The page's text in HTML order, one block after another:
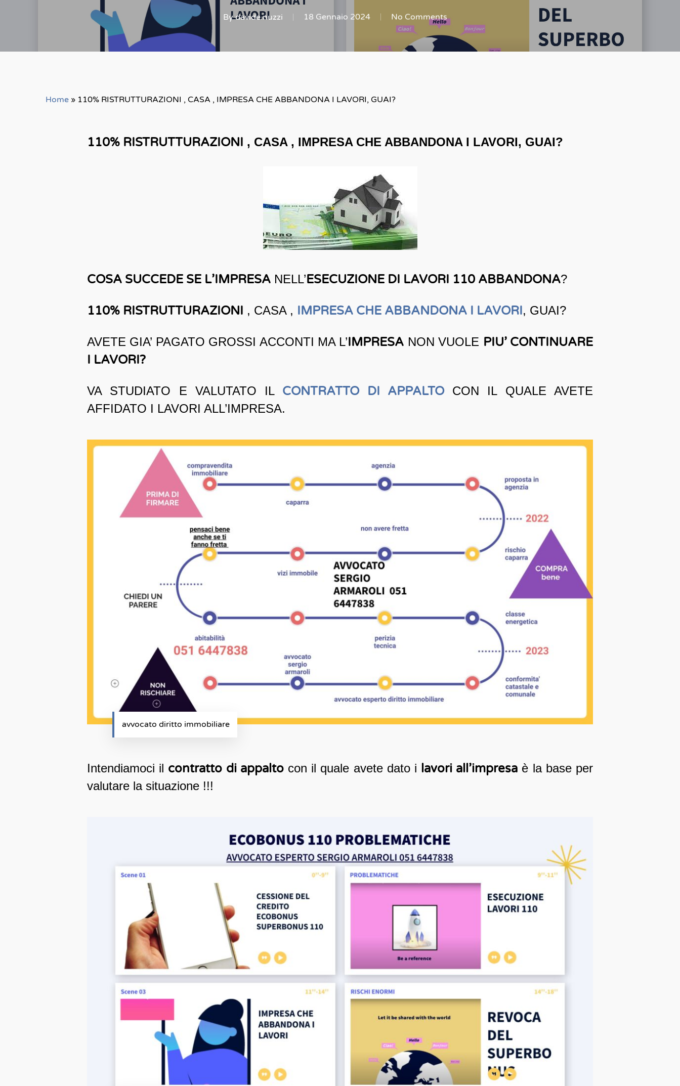
By davide.nuzzi 18 Gennaio 2024 No Comments
Home » 110% RISTRUTTURAZIONI , CASA , IMPRESA CHE ABBANDONA I LAVORI, GUAI?
110% RISTRUTTURAZIONI , CASA , IMPRESA CHE ABBANDONA I LAVORI, GUAI?
COSA SUCCEDE SE L’IMPRESA NELL’ESECUZIONE DI LAVORI 110 ABBANDONA?
110% RISTRUTTURAZIONI , CASA , IMPRESA CHE ABBANDONA I LAVORI, GUAI?
AVETE GIA’ PAGATO GROSSI ACCONTI MA L’IMPRESA NON VUOLE PIU’ CONTINUARE
I LAVORI?
VA STUDIATO E VALUTATO IL CONTRATTO DI APPALTOCON IL QUALE AVETE
AFFIDATO I LAVORI ALL’IMPRESA.
avvocato diritto immobiliare
Intendiamoci il contratto di appaltocon il quale avete dato i lavori all’impresa è la base per
valutare la situazione !!!